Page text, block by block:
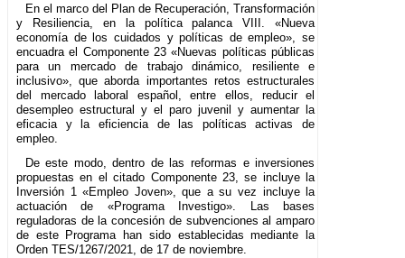
En el marco del Plan de Recuperación, Transformación
y Resiliencia, en la política palanca VIII. «Nueva
economía de los cuidados y políticas de empleo», se
encuadra el Componente 23 «Nuevas políticas públicas
para un mercado de trabajo dinámico, resiliente e
inclusivo», que aborda importantes retos estructurales
del mercado laboral español, entre ellos, reducir el
desempleo estructural y el paro juvenil y aumentar la
eficacia y la eficiencia de las políticas activas de
empleo.
De este modo, dentro de las reformas e inversiones
propuestas en el citado Componente 23, se incluye la
Inversión 1 «Empleo Joven», que a su vez incluye la
actuación de «Programa Investigo». Las bases
reguladoras de la concesión de subvenciones al amparo
de este Programa han sido establecidas mediante la
Orden TES/1267/2021, de 17 de noviembre.